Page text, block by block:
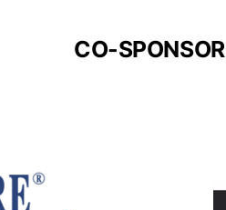
CO-SPONSOR